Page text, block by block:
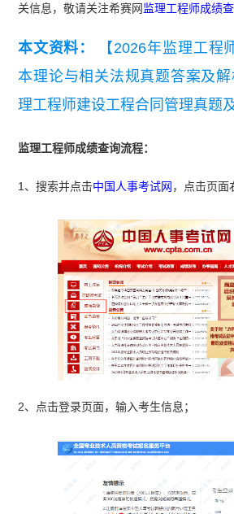
关信息，敬请关注希赛网监理工程师成绩
本文资料：
【2026年监理工程
本理论与相关法规真题答案及解
理工程师建设工程合同管理真题
【近3年监理工程师《建设工程
关法规》真题汇总（2023-2025
工程师《建设工程合同管理》真
【监理工程师《建设工程
建筑工程）真题汇总（2023-
师《建设工程监理案例分析》（
题汇总（2023-2025）】
监理工程师成绩查询流程：
1、搜索并点击中国人事考试网 ，点击页面
2、点击登录页面，输入考生信息；